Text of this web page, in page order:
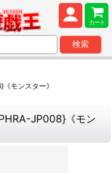
カート
検索
モンスター》
JP008}《モン